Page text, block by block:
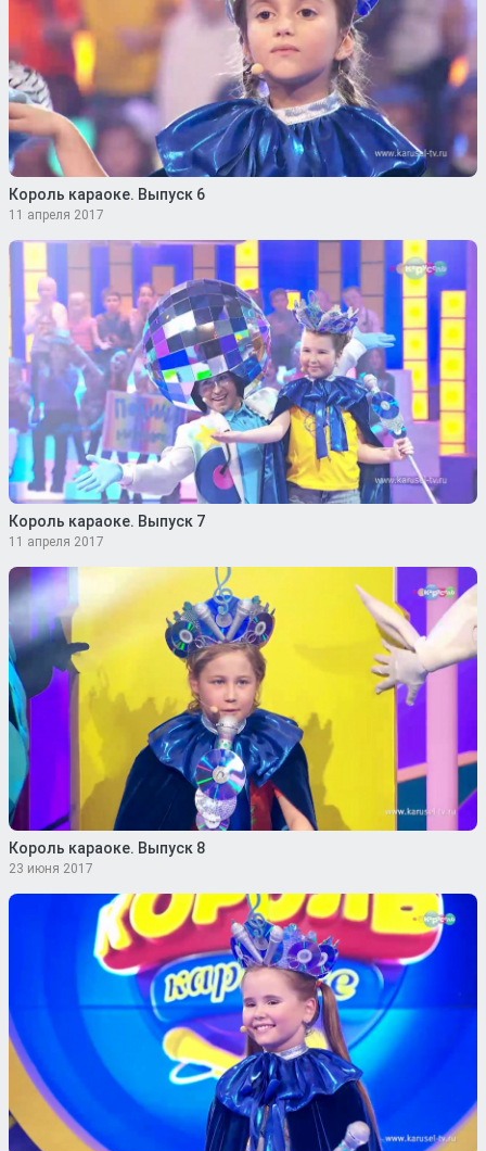
Король караоке. Выпуск 6
11 апреля 2017
Король караоке. Выпуск 7
11 апреля 2017
Король караоке. Выпуск 8
23 июня 2017